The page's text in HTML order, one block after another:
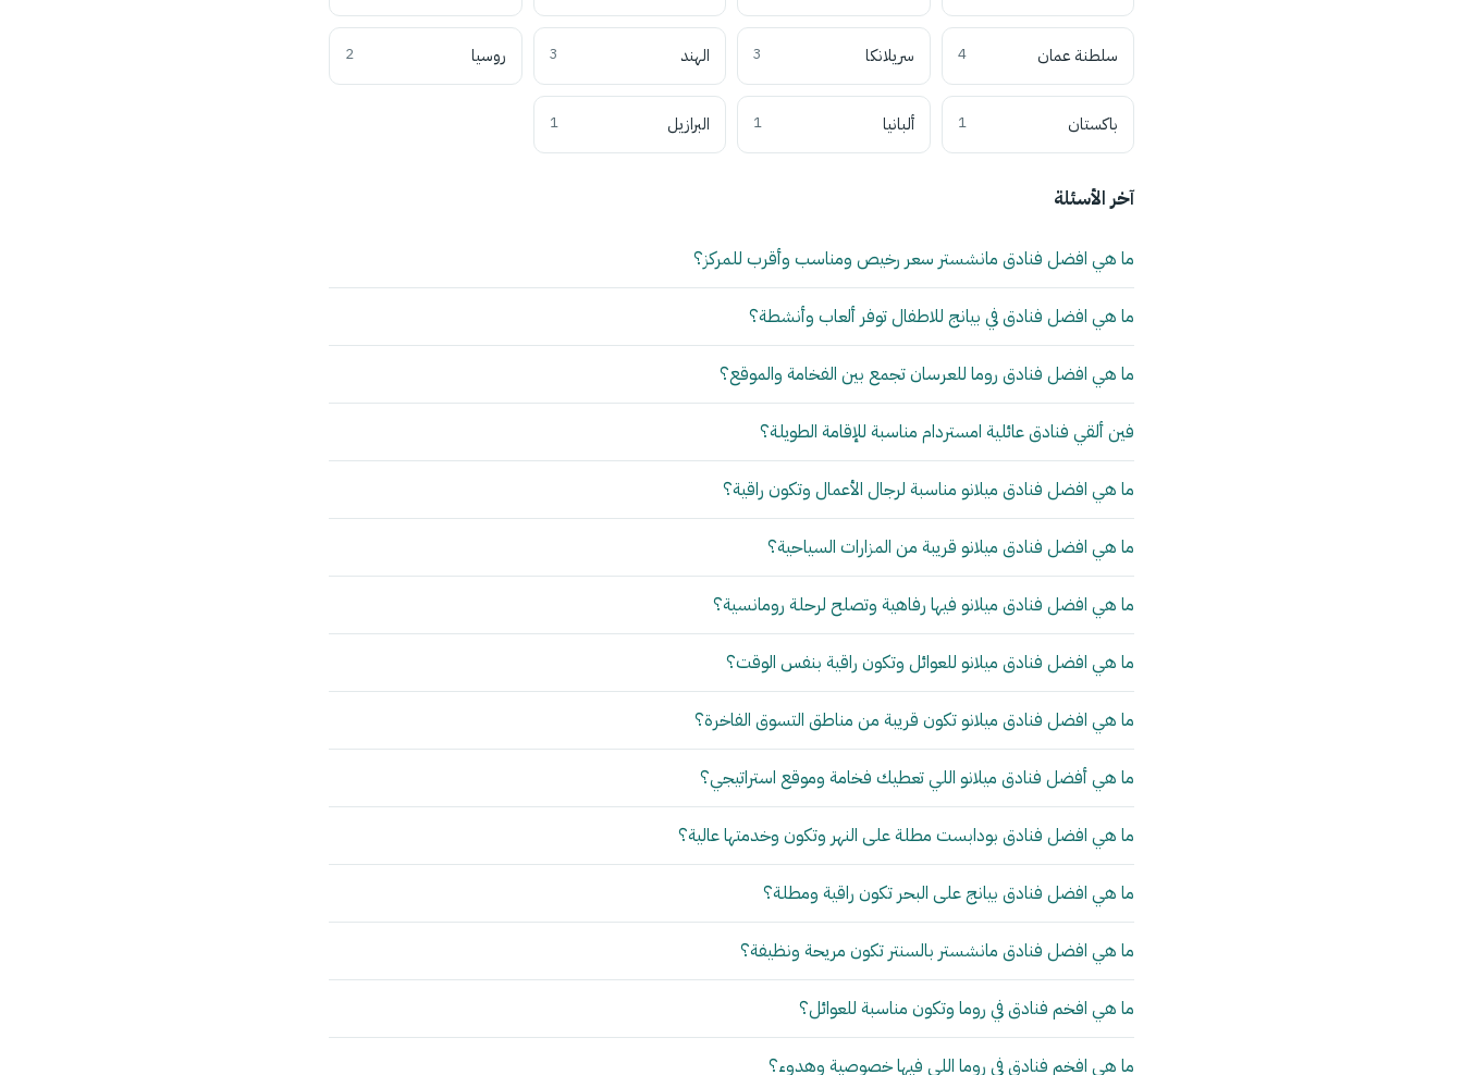
سلطنة عمان 4 سريلانكا 3 الهند 3 روسيا 2
باكستان 1 ألبانيا 1 البرازيل 1
آخر الأسئلة
ما هي افضل فنادق مانشستر سعر رخيص ومناسب وأقرب للمركز؟
ما هي افضل فنادق في بيانج للاطفال توفر ألعاب وأنشطة؟
ما هي افضل فنادق روما للعرسان تجمع بين الفخامة والموقع؟
فين ألقي فنادق عائلية امستردام مناسبة للإقامة الطويلة؟
ما هي افضل فنادق ميلانو مناسبة لرجال الأعمال وتكون راقية؟
ما هي افضل فنادق ميلانو قريبة من المزارات السياحية؟
ما هي افضل فنادق ميلانو فيها رفاهية وتصلح لرحلة رومانسية؟
ما هي افضل فنادق ميلانو للعوائل وتكون راقية بنفس الوقت؟
ما هي افضل فنادق ميلانو تكون قريبة من مناطق التسوق الفاخرة؟
ما هي أفضل فنادق ميلانو اللي تعطيك فخامة وموقع استراتيجي؟
ما هي افضل فنادق بودابست مطلة على النهر وتكون وخدمتها عالية؟
ما هي افضل فنادق بيانج على البحر تكون راقية ومطلة؟
ما هي افضل فنادق مانشستر بالسنتر تكون مريحة ونظيفة؟
ما هي افخم فنادق في روما وتكون مناسبة للعوائل؟
ما هي افخم فنادق في روما اللي فيها خصوصية وهدوء؟